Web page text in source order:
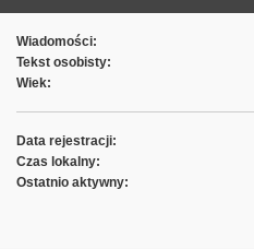
Wiadomości:
Tekst osobisty:
Wiek:
Data rejestracji:
Czas lokalny:
Ostatnio aktywny: